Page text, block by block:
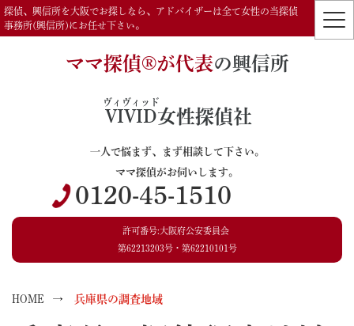
探偵、興信所を大阪でお探しなら、アドバイザーは全て女性の当探偵
事務所(興信所)にお任せ下さい。
ママ探偵®️が代表の興信所
VIVID
ヴィヴィッド
女性探偵社
一人で悩まず、まず相談して下さい。
ママ探偵がお伺いします。
0120-45-1510
許可番号:大阪府公安委員会
第62213203号・第62210101号
HOME 兵庫県の調査地域